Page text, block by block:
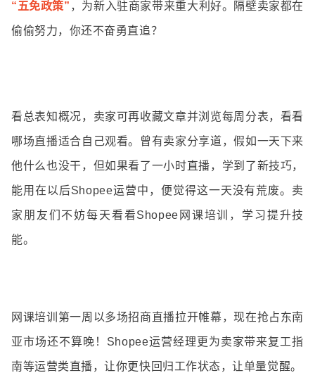
“五免政策” ，为新入驻商家带来重大利好。隔壁卖家都在
偷偷努力，你还不奋勇直追？
看总表知概况，卖家可再收藏文章并浏览每周分表，看看
哪场直播适合自己观看。 曾有卖家分享道，假如一天下来
他什么也没干，但如果看了一小时直播，学到了新技巧，
能用在以后Shopee运营中，便觉得这一天没有荒废。 卖
家朋友们不妨每天看看Shopee网课培训，学习提升技
能。
网课培训第一周以多场招商直播拉开帷幕，现在抢占东南
亚市场还不算晚！Shopee运营经理更为卖家带来复工指
南等运营类直播，让你更快回归工作状态，让单量觉醒。